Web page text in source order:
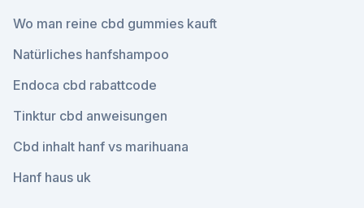
Wo man reine cbd gummies kauft
Natürliches hanfshampoo
Endoca cbd rabattcode
Tinktur cbd anweisungen
Cbd inhalt hanf vs marihuana
Hanf haus uk